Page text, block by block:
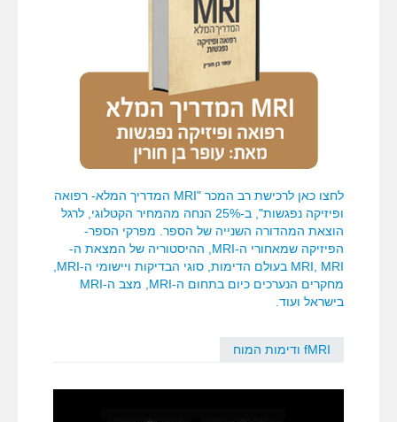
לחצו כאן לרכישת רב המכר "MRI המדריך המלא- רפואה
ופיזיקה נפגשות", ב-25% הנחה מהמחיר הקטלוגי, לרגל
הוצאת המהדורה השנייה של הספר. מפרקי הספר-
הפיזיקה שמאחורי ה-MRI, ההיסטוריה של המצאת ה-
מחקרים הנערכים כיום בתחום ה-MRI, מצב ה-MRI
בישראל ועוד.
fMRI ודימות המוח